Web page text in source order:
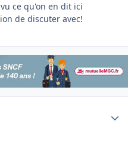
ce qu'on en dit ici
de discuter avec!